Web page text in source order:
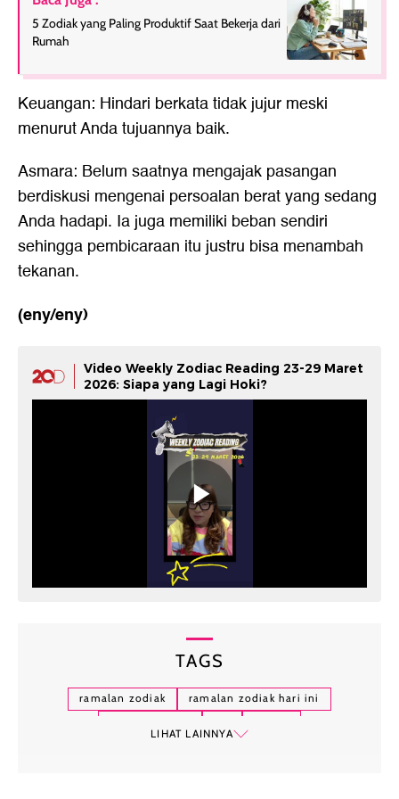
5 Zodiak yang Paling Produktif Saat Bekerja dari
Rumah
Keuangan: Hindari berkata tidak jujur meski
menurut Anda tujuannya baik.
Asmara: Belum saatnya mengajak pasangan
berdiskusi mengenai persoalan berat yang sedang
Anda hadapi. Ia juga memiliki beban sendiri
sehingga pembicaraan itu justru bisa menambah
tekanan.
(eny/eny)
Video Weekly Zodiac Reading 23-29 Maret
2026: Siapa yang Lagi Hoki?
TAGS
ramalan zodiak
ramalan zodiak hari ini
LIHAT LAINNYA